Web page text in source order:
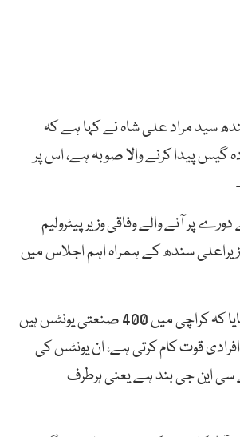
سید مراد علی شاہ نے کہا ہے کہ
پیدا کرنے والا صوبہ ہے، اس پر
پر آنے والے وفاقی وزیر پیٹرولیم
سندھ کے ہمراہ اہم اجلاس میں
مراد علی شاہ نے بتایا کہ کراچی میں 400 صنعتی یونٹس ہیں
قوت کام کرتی ہے، ان یونٹس کی
این جی بند ہے یعنی ہرطرف